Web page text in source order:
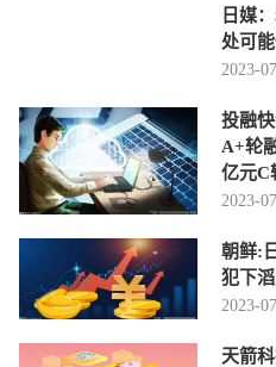
日媒
处可
2023-
投融
A+轮
亿元C
一轮
2023-
朝鲜:
犯下
2023-
天箭